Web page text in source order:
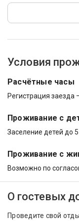
Условия
Расчётные часы
Регистрация заезда
Проживание с
Заселение детей до
Проживание с
Возможно по
О гостевых
Проведите свой